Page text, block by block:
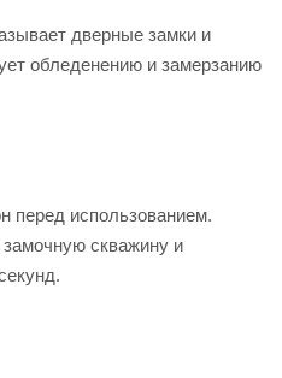
дверные замки и
обледенению и замерзанию
перед использованием.
скважину и